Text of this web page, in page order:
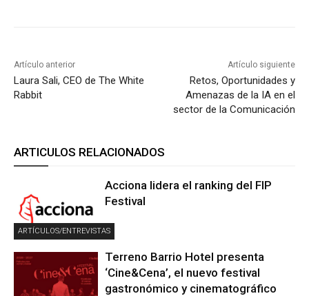
Artículo anterior
Laura Sali, CEO de The White
Rabbit
Artículo siguiente
Retos, Oportunidades y
Amenazas de la IA en el
sector de la Comunicación
ARTICULOS RELACIONADOS
ARTÍCULOS/ENTREVISTAS
Acciona lidera el ranking del FIP
Festival
Terreno Barrio Hotel presenta
‘Cine&Cena’, el nuevo festival
gastronómico y cinematográfico